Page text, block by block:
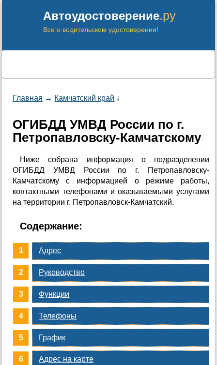
Автоудостоверение.ру
Все о водительском удостоверении!
Главная → Камчатский край ↓
ОГИБДД УМВД России по г.
Петропавловску-Камчатскому
Ниже собрана информация о подразделении
ОГИБДД УМВД России по г. Петропавловску-
Камчатскому с информацией о режиме работы,
контактными телефонами и оказываемыми услугами
на территории г. Петропавловск-Камчатский.
Содержание:
Адрес
Руководство
Функции
Телефоны
График
Адрес на карте